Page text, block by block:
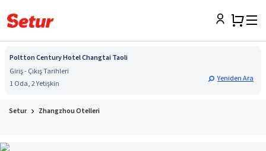
Poltton Century Hotel Changtai Taoli
Giriş - Çıkış Tarihleri
1 Oda, 2 Yetişkin
Yeniden Ara
Setur Zhangzhou Otelleri